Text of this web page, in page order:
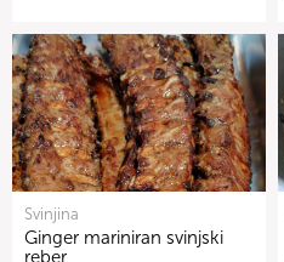
Svinjina
Ginger mariniran svinjski
reber